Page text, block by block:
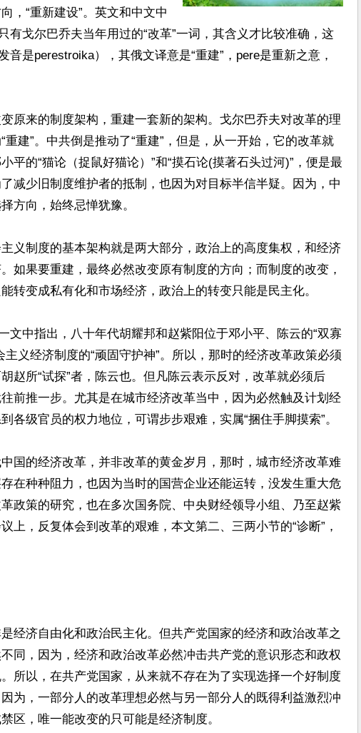
，“重新建设”。英文和中文中
有戈尔巴乔夫当年用过的“改革”一词，其含义才比较准确，这
音是perestroika），其俄文译意是“重建”，pere是重新之意，
原来的制度架构，重建一套新的架构。戈尔巴乔夫对改革的理
建”。中共倒是推动了“重建”，但是，从一开始，它的改革就
平的“猫论（捉鼠好猫论）”和“摸石论(摸著石头过河)”，便是最
减少旧制度维护者的抵制，也因为对目标半信半疑。因为，中
方向，始终忌惮犹豫。
义制度的基本架构就是两大部分，政治上的高度集权，和经济
如果要重建，最终必然改变原有制度的方向；而制度的改变，
转变成私有化和市场经济，政治上的转变只能是民主化。
文中指出，八十年代胡耀邦和赵紫阳位于邓小平、陈云的“双寡
义经济制度的“顽固守护神”。所以，那时的经济改革政策必须
赵所“试探”者，陈云也。但凡陈云表示反对，改革就必须后
前推一步。尤其是在城市经济改革当中，因为必然触及计划经
各级官员的权力地位，可谓步步艰难，实属“捆住手脚摸索”。
国的经济改革，并非改革的黄金岁月，那时，城市经济改革难
在种种阻力，也因为当时的国营企业还能运转，没发生重大危
政策的研究，也在多次国务院、中央财经领导小组、乃至赵紫
上，反复体会到改革的艰难，本文第二、三两小节的“诊断”，
经济自由化和政治民主化。但共产党国家的经济和政治改革之
同，因为，经济和政治改革必然冲击共产党的意识形态和政权
所以，在共产党国家，从来就不存在为了实现选择一个好制度
为，一部分人的改革理想必然与另一部分人的既得利益激烈冲
区，唯一能改变的只可能是经济制度。